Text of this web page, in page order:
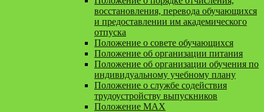
восстановления, перевода обучающихся
и предоставлении им академического
отпуска
Положение о совете обучающихся
Положение об организации питания
Положение об организации обучения по
индивидуальному учебному плану
Положение о службе содействия
трудоустройству выпускников
Положение MAX